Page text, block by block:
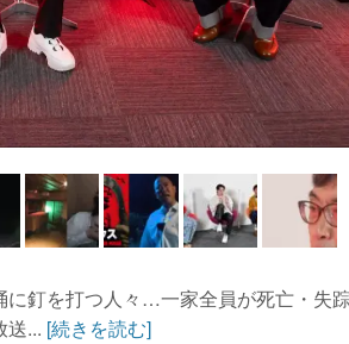
釘を打つ人々…一家全員が死亡・失
送... [続きを読む]